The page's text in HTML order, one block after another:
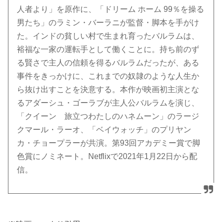
人者より」を原作に、「ドリーム ホーム 99％を操る
男たち」のラミン・バーラニが監督・脚本を手がけ
た。インドの貧しい村で生まれ育ったバルラムは、
裕福な一家の運転手として働くことに。持ち前のず
る賢さで主人の信頼を得るバルラムだったが、ある
事件をきっかけに、これまでの奴隷のような人生か
ら抜け出すことを決意する。本作が映画初主演とな
るアダーシュ・ゴーラブが主人公バルラムを演じ、
「クイーン 旅立つわたしのハネムーン」のラージ
クマール・ラーオ、「ベイウォッチ」のプリヤン
カ・チョープラーが共演。第93回アカデミー賞で脚
色賞にノミネート。Netflixで2021年1月22日から配
信。